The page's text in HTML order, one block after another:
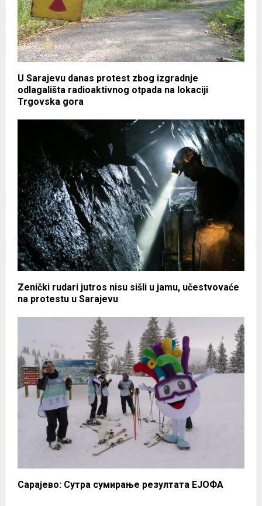
U Sarajevu danas protest zbog izgradnje
odlagališta radioaktivnog otpada na lokaciji
Trgovska gora
Zenički rudari jutros nisu sišli u jamu, učestvovaće
na protestu u Sarajevu
Сарајево: Сутра сумирање резултата ЕЈОФА